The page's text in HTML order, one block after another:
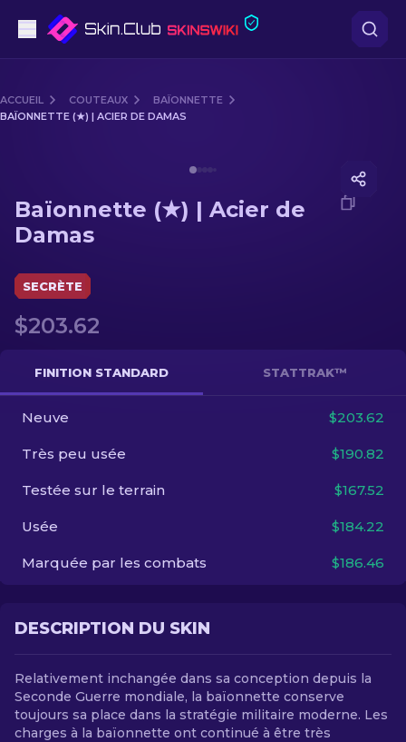
Milieu de gamme
Fusils de Précision
Gants
Autre
FR
ACCUEIL COUTEAUX
BAÏONNETTE
BAÏONNETTE (★) | ACIER DE DAMAS
Baïonnette (★) | Acier de
Damas
SECRÈTE
$203.62
FINITION STANDARD STATTRAK™
Neuve $203.62
Très peu usée $190.82
Testée sur le terrain $167.52
Usée $184.22
Marquée par les combats $186.46
DESCRIPTION DU SKIN
Relativement inchangée dans sa conception depuis la
Seconde Guerre mondiale, la baïonnette conserve
toujours sa place dans la stratégie militaire moderne. Les
charges à la baïonnette ont continué à être très